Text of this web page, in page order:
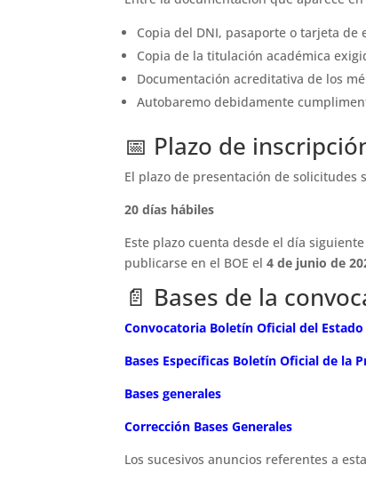
Copia del DNI, pasaporte o tarjeta de
Copia de la titulación académica
Documentación acreditativa de los
Autobaremo debidamente
📅 Plazo de
El plazo de presentación de solicitudes
20 días hábiles
Este plazo cuenta desde el día
publicarse en el BOE el 4 de junio de
📄 Bases de la
Convocatoria Boletín Oficial del
Bases Específicas Boletín Oficial de la
Bases generales
Corrección Bases Generales
Los sucesivos anuncios referentes a